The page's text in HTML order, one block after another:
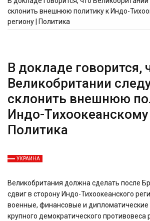
склонить внешнюю политику к Индо-
региону | Политика
В докладе говорится,
Великобритании
склонить внешнюю
Индо-Тихоокеанскому
Политика
УКРАИНА
Великобритания должна сделать после
сдвиг в сторону Индо-Тихоокеанского
военные, финансовые и дипломатические
крупного демократического противовеса